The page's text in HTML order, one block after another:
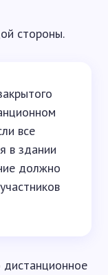
стороны.
все
в здании
должно
дистанционное